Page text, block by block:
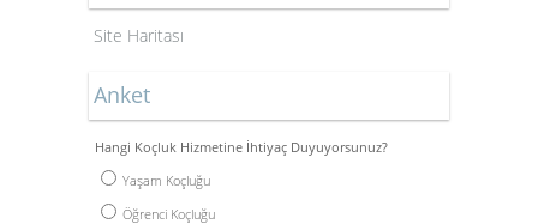
Site Haritası
Anket
Hangi Koçluk Hizmetine İhtiyaç Duyuyorsunuz?
Yaşam Koçluğu
Öğrenci Koçluğu